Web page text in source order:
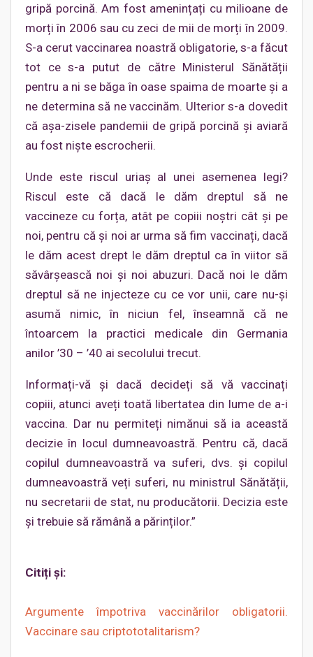
gripă porcină. Am fost amenințați cu milioane de
morți în 2006 sau cu zeci de mii de morți în 2009.
S-a cerut vaccinarea noastră obligatorie, s-a făcut
tot ce s-a putut de către Ministerul Sănătății
pentru a ni se băga în oase spaima de moarte și a
ne determina să ne vaccinăm. Ulterior s-a dovedit
că așa-zisele pandemii de gripă porcină și aviară
au fost niște escrocherii.
Unde este riscul uriaș al unei asemenea legi?
Riscul este că dacă le dăm dreptul să ne
vaccineze cu forța, atât pe copiii noștri cât și pe
noi, pentru că și noi ar urma să fim vaccinați, dacă
le dăm acest drept le dăm dreptul ca în viitor să
săvârșească noi și noi abuzuri. Dacă noi le dăm
dreptul să ne injecteze cu ce vor unii, care nu-și
asumă nimic, în niciun fel, înseamnă că ne
întoarcem la practici medicale din Germania
anilor ’30 – ’40 ai secolului trecut.
Informați-vă și dacă decideți să vă vaccinați
copiii, atunci aveți toată libertatea din lume de a-i
vaccina. Dar nu permiteți nimănui să ia această
decizie în locul dumneavoastră. Pentru că, dacă
copilul dumneavoastră va suferi, dvs. și copilul
dumneavoastră veți suferi, nu ministrul Sănătății,
nu secretarii de stat, nu producătorii. Decizia este
și trebuie să rămână a părinților.”
Citiți și:
Argumente împotriva vaccinărilor obligatorii.
Vaccinare sau criptototalitarism?